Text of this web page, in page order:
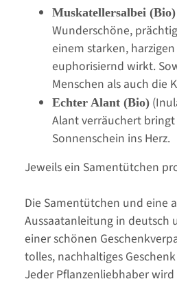
Muskatellersalbei (Bio)
Wunderschöne,
einem starken,
euphorisiernd wirkt.
Menschen als auch die
Echter Alant (Bio)
Alant verräuchert
Sonnenschein ins Herz.
Jeweils ein Samentütchen
Die Samentütchen und eine
Aussaatanleitung in deutsch
einer schönen
tolles, nachhaltiges
Jeder Pflanzenliebhaber